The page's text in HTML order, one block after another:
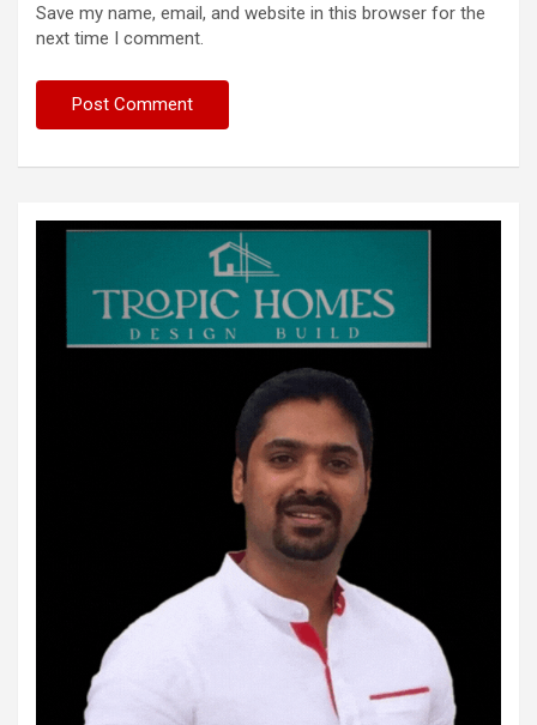
Save my name, email, and website in this browser for the
next time I comment.